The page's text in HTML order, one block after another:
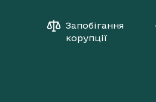
Запобігання
корупції